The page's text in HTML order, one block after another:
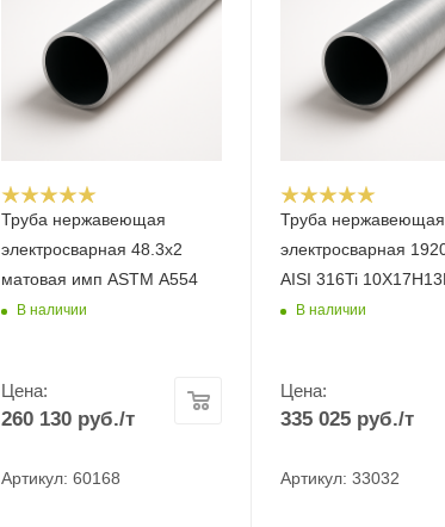
Труба нержавеющая
электросварная 48.3x2
матовая имп ASTM A554
В наличии
Цена:
260 130руб./т
Артикул: 60168
Труба нержавеющая
электросварная
AISI 316Ti
В наличии
Цена:
335 025 руб./т
Артикул: 33032